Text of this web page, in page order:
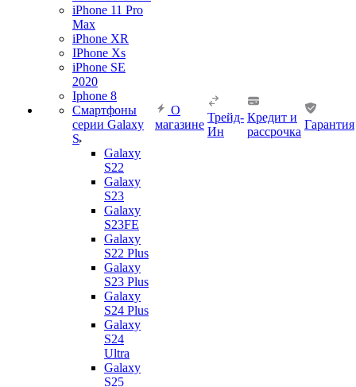
iPhone 11 Pro
Max
iPhone XR
IPhone Xs
iPhone SE
2020
Iphone 8
Смартфоны
серии Galaxy
S
Galaxy
S22
Galaxy
S23
Galaxy
S23FE
Galaxy
S22 Plus
Galaxy
S23 Plus
Galaxy
S24 Plus
Galaxy
S24
Ultra
Galaxy
S25
О
магазине
Трейд-
Ин
Кредит и
рассрочка
Гарантия